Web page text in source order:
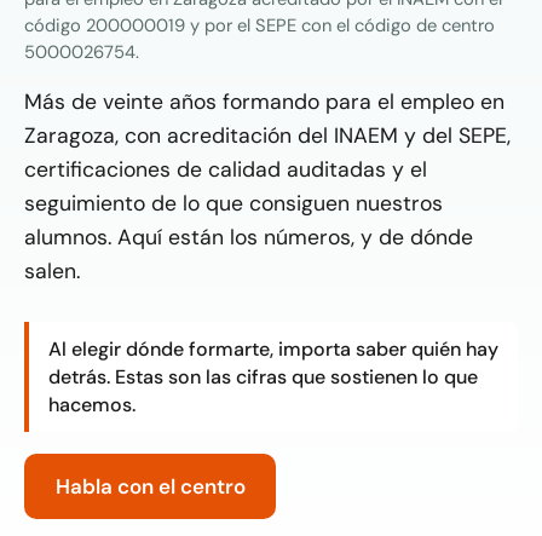
código 200000019 y por el SEPE con el código de centro
5000026754.
Más de veinte años formando para el empleo en
Zaragoza, con acreditación del INAEM y del SEPE,
certificaciones de calidad auditadas y el
seguimiento de lo que consiguen nuestros
alumnos. Aquí están los números, y de dónde
salen.
Al elegir dónde formarte, importa saber quién hay
detrás. Estas son las cifras que sostienen lo que
hacemos.
Habla con el centro